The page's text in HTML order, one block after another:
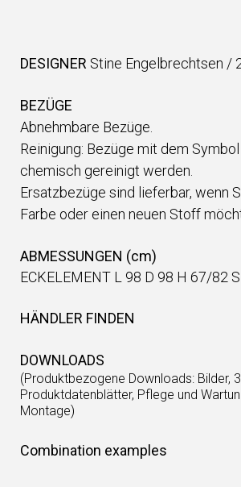
DESIGNER Stine Engelbrechtsen /
BEZÜGE
Abnehmbare Bezüge.
Reinigung: Bezüge mit dem
chemisch gereinigt werden.
Ersatzbezüge sind lieferbar, wenn
Farbe oder einen neuen Stoff
ABMESSUNGEN (cm)
ECKELEMENT L 98 D 98 H 67/82
HÄNDLER FINDEN
DOWNLOADS
(Produktbezogene Downloads: Bilder,
Produktdatenblätter, Pflege und
Montage)
Combination examples